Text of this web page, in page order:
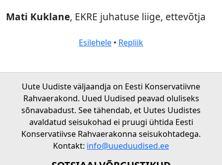
Mati Kuklane, EKRE juhatuse liige, ettevõtja
Esilehele • Repliik
Uute Uudiste väljaandja on Eesti Konservatiivne
Rahvaerakond. Uued Uudised peavad oluliseks
sõnavabadust. See tähendab, et Uutes Uudistes
avaldatud seisukohad ei pruugi ühtida Eesti
Konservatiivse Rahvaerakonna seisukohtadega.
Kontakt: info@uueduudised.ee